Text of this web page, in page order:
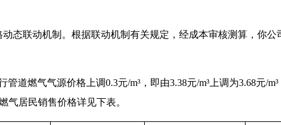
联动机制。根据联动机制有关规定，经成本审核测算，你公
燃气气源价格上调0.3元/m³，即由3.38元/m³上调为3.68元/
气居民销售价格详见下表。